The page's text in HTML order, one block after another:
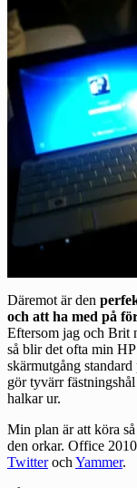
Däremot är den
och att ha med på
Eftersom jag och Brit
så blir det ofta min
skärmutgång
gör tyvärr
halkar ur.
Min plan är att köra
den orkar. Office 2010
TwitterochYammer.